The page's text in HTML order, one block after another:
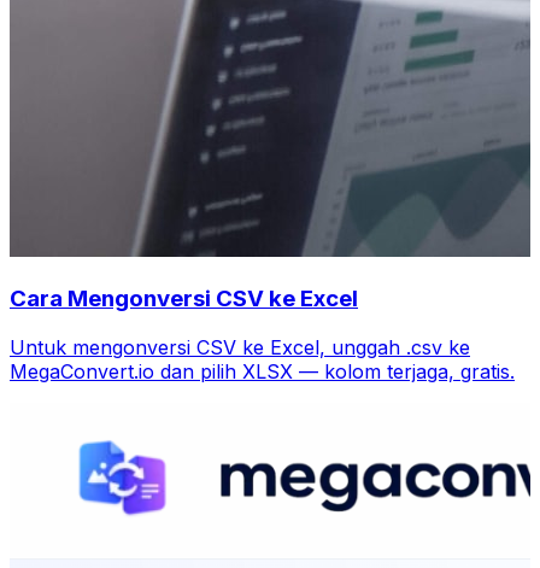
Cara Mengonversi CSV ke Excel
Untuk mengonversi CSV ke Excel, unggah .csv ke
MegaConvert.io dan pilih XLSX — kolom terjaga, gratis.